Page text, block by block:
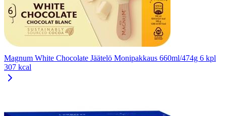
Magnum White Chocolate Jäätelö Monipakkaus 660ml/474g 6 kpl
307 kcal